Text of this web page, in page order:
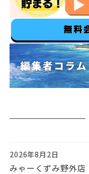
投稿日
2026年8月2日
みゃーくずみ野外